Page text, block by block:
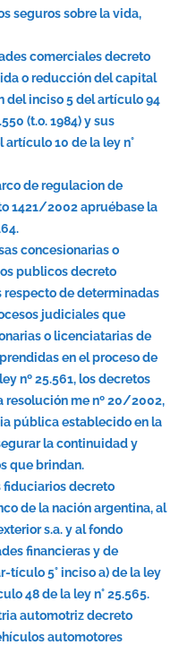
seguros sobre la vida,
comerciales decreto
o reducción del capital
del inciso 5 del artículo 94
(t.o. 1984) y sus
10 de la ley n°
de regulacion de
1421/2002 apruébase la
concesionarias o
publicos decreto
de determinadas
judiciales que
o licenciatarias de
en el proceso de
nº 25.561, los decretos
me nº 20/2002,
pública establecido en la
la continuidad y
que brindan.
decreto
de la nación argentina, al
s.a. y al fondo
financieras y de
tículo 5° inciso a) de la ley
48 de la ley n° 25.565.
automotriz decreto
automotores